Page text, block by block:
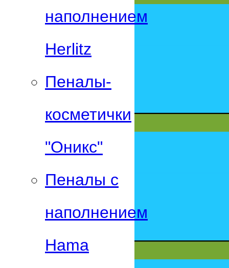
наполнением
Herlitz
Пеналы-
косметички
"Оникс"
Пеналы с
наполнением
Hama